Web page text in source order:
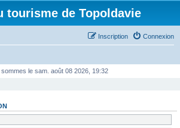
tourisme de Topoldavie
Connexion
Inscription
sommes le sam. août 08 2026, 19:32